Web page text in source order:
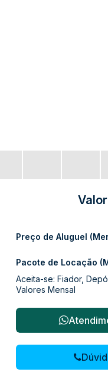
Preço de Aluguel
Valores Mensal
Aceita-se: Fiador,
Pacote de Locação